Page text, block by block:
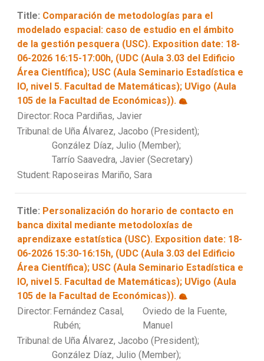
Title: Comparación de metodologías para el
modelado espacial: caso de estudio en el ámbito
de la gestión pesquera (USC). Exposition date: 18-
06-2026 16:15-17:00h, (UDC (Aula 3.03 del Edificio
Área Científica); USC (Aula Seminario Estadística e
IO, nivel 5. Facultad de Matemáticas); UVigo (Aula
105 de la Facultad de Económicas)).
Director: Roca Pardiñas, Javier
Tribunal:de Uña Álvarez, Jacobo (President);
González Díaz, Julio (Member);
Tarrío Saavedra, Javier (Secretary)
Student: Raposeiras Mariño, Sara
Title: Personalización do horario de contacto en
banca dixital mediante metodoloxías de
aprendizaxe estatística (USC). Exposition date: 18-
06-2026 15:30-16:15h, (UDC (Aula 3.03 del Edificio
Área Científica); USC (Aula Seminario Estadística e
IO, nivel 5. Facultad de Matemáticas); UVigo (Aula
105 de la Facultad de Económicas)).
Director: Fernández Casal,
Rubén;
Oviedo de la Fuente,
Manuel
Tribunal:de Uña Álvarez, Jacobo (President);
González Díaz, Julio (Member);